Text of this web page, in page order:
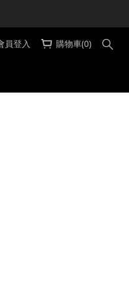
員登入 購物車(0)